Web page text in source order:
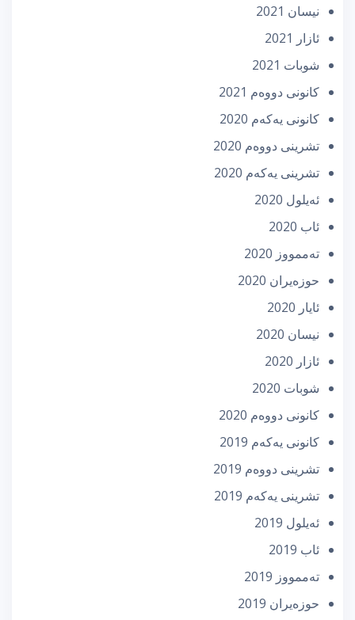
نیسان 2021
ئازار 2021
شوبات 2021
كانونی دووه‌م 2021
كانونی یه‌كه‌م 2020
تشرینی دووه‌م 2020
تشرینی یه‌كه‌م 2020
ئه‌یلول 2020
ئاب 2020
تەممووز 2020
حوزه‌یران 2020
ئایار 2020
نیسان 2020
ئازار 2020
شوبات 2020
كانونی دووه‌م 2020
كانونی یه‌كه‌م 2019
تشرینی دووه‌م 2019
تشرینی یه‌كه‌م 2019
ئه‌یلول 2019
ئاب 2019
تەممووز 2019
حوزه‌یران 2019